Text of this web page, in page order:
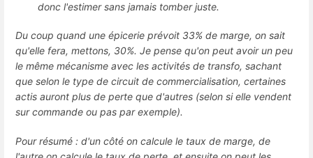
donc l'estimer sans jamais tomber juste.
Du coup quand une épicerie prévoit 33% de marge, on sait
qu'elle fera, mettons, 30%. Je pense qu'on peut avoir un peu
le même mécanisme avec les activités de transfo, sachant
que selon le type de circuit de commercialisation, certaines
actis auront plus de perte que d'autres (selon si elle vendent
sur commande ou pas par exemple).
Pour résumé : d'un côté on calcule le taux de marge, de